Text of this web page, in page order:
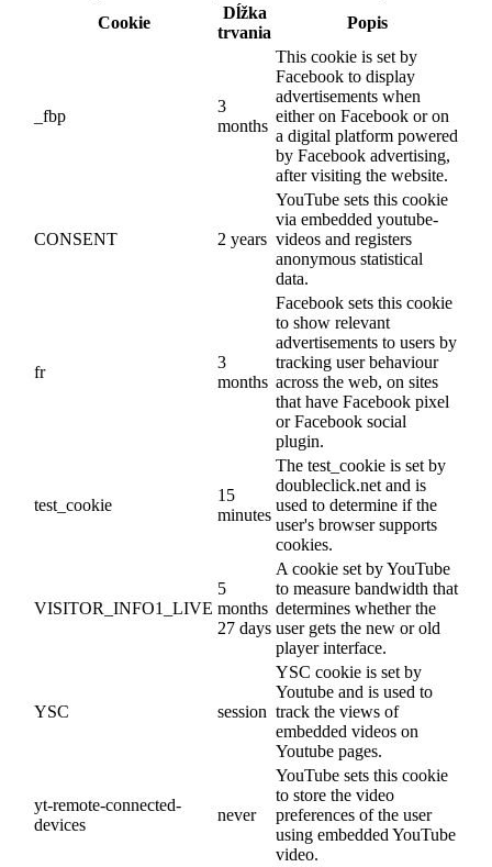
Cookie
Dĺžka
trvania
Popis
_fbp
3
months
This cookie is set by
Facebook to display
advertisements when
either on Facebook or on
a digital platform powered
by Facebook advertising,
after visiting the website.
CONSENT 2 years
YouTube sets this cookie
via embedded youtube-
videos and registers
anonymous statistical
data.
fr
3
months
Facebook sets this cookie
to show relevant
advertisements to users by
tracking user behaviour
across the web, on sites
that have Facebook pixel
or Facebook social
plugin.
test_cookie
15
minutes
The test_cookie is set by
doubleclick.net and is
used to determine if the
user's browser supports
cookies.
VISITOR_INFO1_LIVE
5
months
27 days
A cookie set by YouTube
to measure bandwidth that
determines whether the
user gets the new or old
player interface.
YSC session
YSC cookie is set by
Youtube and is used to
track the views of
embedded videos on
Youtube pages.
yt-remote-connected-
devices
never
YouTube sets this cookie
to store the video
preferences of the user
using embedded YouTube
video.